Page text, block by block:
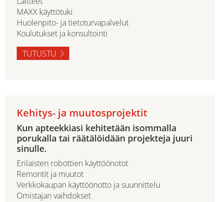
MAXX käyttötuki
Huolenpito- ja tietoturvapalvelut
Koulutukset ja konsultointi
TUTUSTU
Kehitys- ja muutosprojektit
Kun apteekkiasi kehitetään isommalla
porukalla tai räätälöidään projekteja juuri
sinulle.
Erilaisten robottien käyttöönotot
Remontit ja muutot
Verkkokaupan käyttöönotto ja suunnittelu
Omistajan vaihdokset